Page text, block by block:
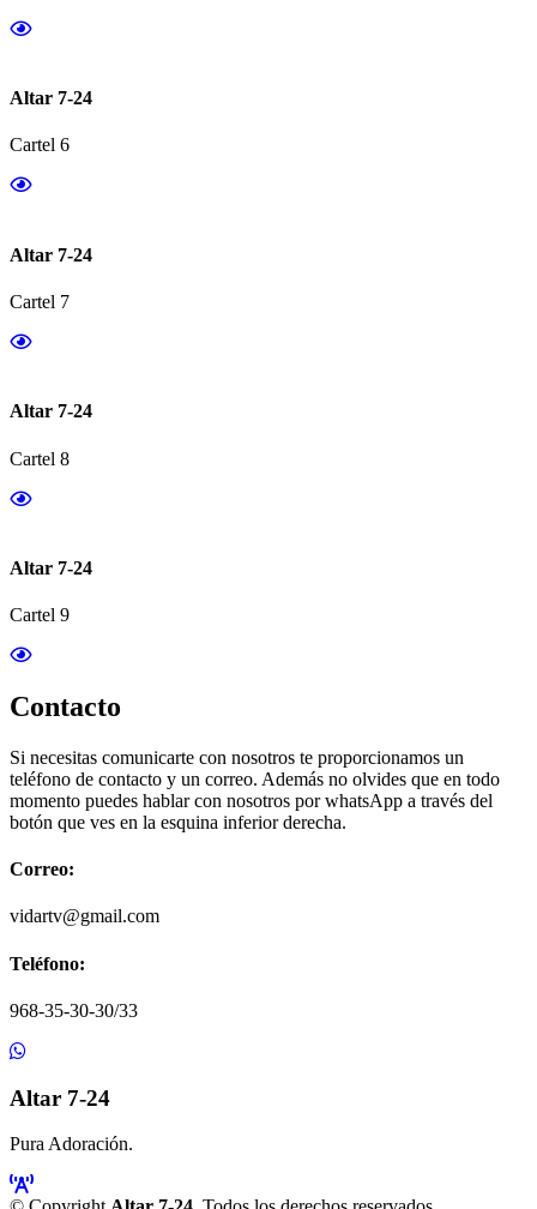
Altar 7-24
Cartel 6
Altar 7-24
Cartel 7
Altar 7-24
Cartel 8
Altar 7-24
Cartel 9
Contacto
Si necesitas comunicarte con nosotros te proporcionamos un
teléfono de contacto y un correo. Además no olvides que en todo
momento puedes hablar con nosotros por whatsApp a través del
botón que ves en la esquina inferior derecha.
Correo:
vidartv@gmail.com
Teléfono:
968-35-30-30/33
Altar 7-24
Pura Adoración.